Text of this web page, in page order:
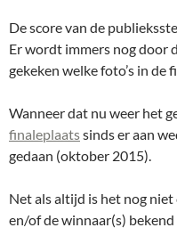
De score van de
Er wordt immers nog door
gekeken welke foto’s in de
Wanneer dat nu weer het
finaleplaatssinds er aan
gedaan (oktober 2015).
Net als altijd is het nog
en/of de winnaar(s)